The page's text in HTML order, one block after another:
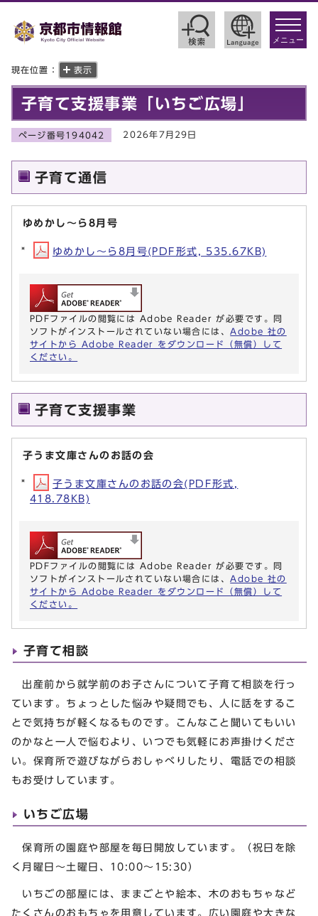
toggle
メニュー
現在位置： 表示
子育て支援事業「いちご広場」
ページ番号194042 2026年7月29日
子育て通信
ゆめかし～ら8月号
ゆめかし～ら8月号(PDF形式, 535.67KB)
PDFファイルの閲覧には Adobe Reader が必要です。同
ソフトがインストールされていない場合には、 Adobe 社の
サイトから Adobe Reader をダウンロード（無償）して
ください。
子育て支援事業
子うま文庫さんのお話の会
子うま文庫さんのお話の会(PDF形式,
418.78KB)
PDFファイルの閲覧には Adobe Reader が必要です。同
ソフトがインストールされていない場合には、 Adobe 社の
サイトから Adobe Reader をダウンロード（無償）して
ください。
子育て相談
出産前から就学前のお子さんについて子育て相談を行っ
ています。ちょっとした悩みや疑問でも、人に話をするこ
とで気持ちが軽くなるものです。こんなこと聞いてもいい
のかなと一人で悩むより、いつでも気軽にお声掛けくださ
い。保育所で遊びながらおしゃべりしたり、電話での相談
もお受けしています。
いちご広場
保育所の園庭や部屋を毎日開放しています。（祝日を除
く月曜日～土曜日、10:00～15:30）
いちごの部屋には、ままごとや絵本、木のおもちゃなど
たくさんのおもちゃを用意しています。広い園庭や大きな